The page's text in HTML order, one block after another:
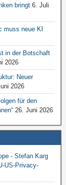
bringt 6. Juli
muss neue KI
in der Botschaft
2026
Neuer
2026
für den
26. Juni 2026
- Stefan Karg
US-Privacy-